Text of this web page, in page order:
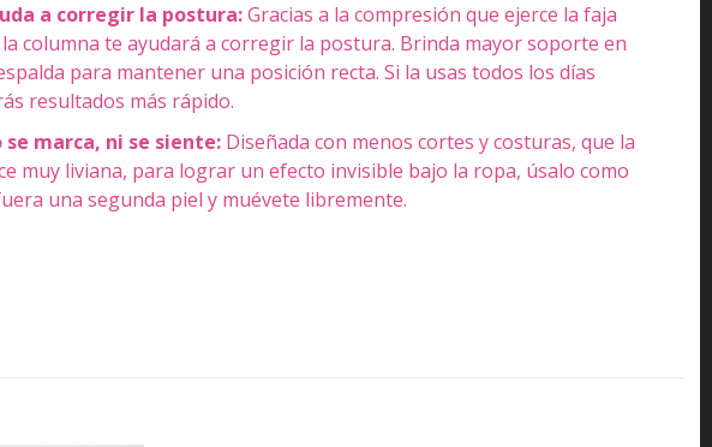
a corregir la postura:Gracias a la compresión que ejerce la faja
columna te ayudará a corregir la postura. Brinda mayor soporte en
para mantener una posición recta. Si la usas todos los días
resultados más rápido.
se marca, ni se siente: Diseñada con menos cortes y costuras, que la
muy liviana, para lograr un efecto invisible bajo la ropa, úsalo como
una segunda piel y muévete libremente.